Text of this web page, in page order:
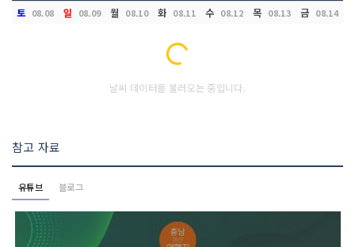
토 08.08 일 08.09 월 08.10 화 08.11 수 08.12 목 08.13 금 08.14
Loading...
날씨 데이터를 불러오는 중입니다.
참고 자료
유튜브 블로그